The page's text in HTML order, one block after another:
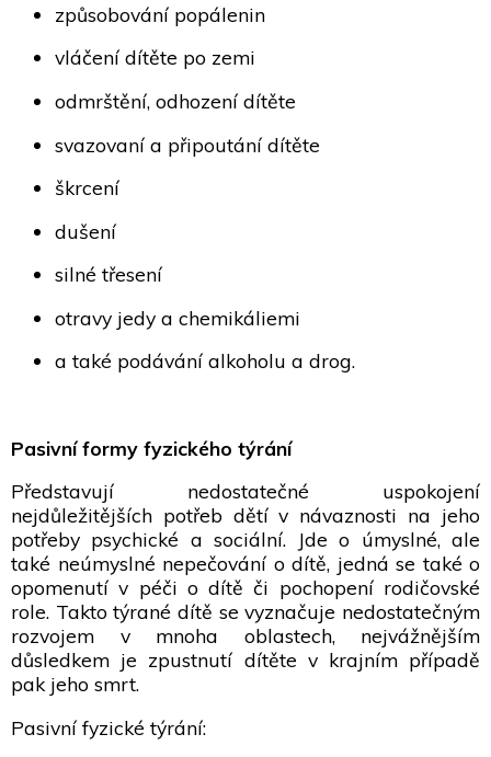
způsobování popálenin
vláčení dítěte po zemi
odmrštění, odhození dítěte
svazovaní a připoutání dítěte
škrcení
dušení
silné třesení
otravy jedy a chemikáliemi
a také podávání alkoholu a drog.
Pasivní formy fyzického týrání
Představují nedostatečné uspokojení
nejdůležitějších potřeb dětí v návaznosti na jeho
potřeby psychické a sociální. Jde o úmyslné, ale
také neúmyslné nepečování o dítě, jedná se také o
opomenutí v péči o dítě či pochopení rodičovské
role. Takto týrané dítě se vyznačuje nedostatečným
rozvojem v mnoha oblastech, nejvážnějším
důsledkem je zpustnutí dítěte v krajním případě
pak jeho smrt.
Pasivní fyzické týrání: